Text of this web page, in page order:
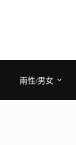
兩性/男女